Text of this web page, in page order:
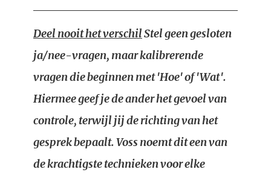
Deel nooit het verschilStel geen gesloten
ja/nee-vragen, maar kalibrerende
vragen die beginnen met 'Hoe' of 'Wat'.
Hiermee geef je de ander het gevoel van
controle, terwijl jij de richting van het
gesprek bepaalt. Voss noemt dit een van
de krachtigste technieken voor elke